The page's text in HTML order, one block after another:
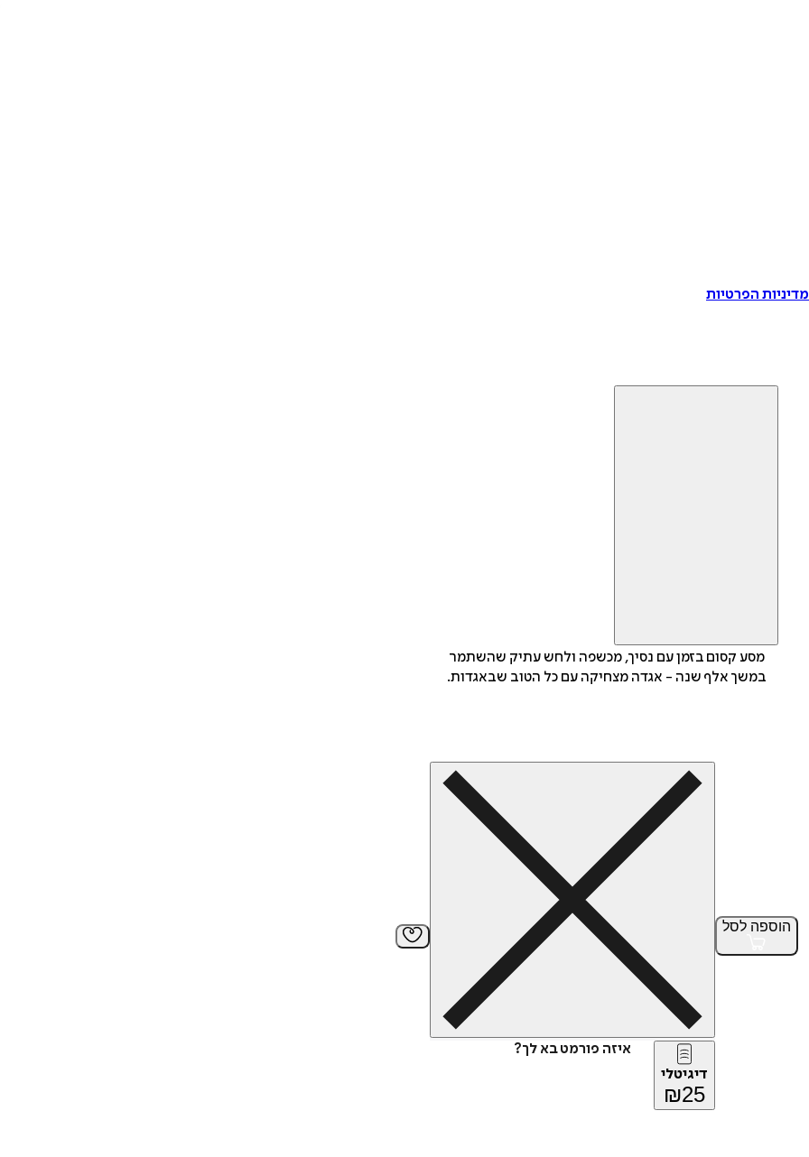
הפרטיות
מסע קסום בזמן עם נסיך, מכשפה ולחש עתיק שהשתמר
במשך אלף שנה - אגדה מצחיקה עם כל הטוב שבאגדות.
הוספה לסל
איזה פורמט בא לך?
דיגיטלי
₪25